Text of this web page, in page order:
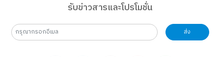
รับข่าวสารและโปรโมชั่น
ส่ง